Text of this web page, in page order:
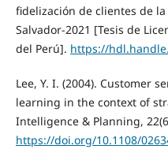
fidelización de clientes de
Salvador-2021 [Tesis de
del Perú]. https://
Lee, Y. I. (2004). Customer
learning in the context of
Intelligence & Planning,
https://doi.org/10.1108/